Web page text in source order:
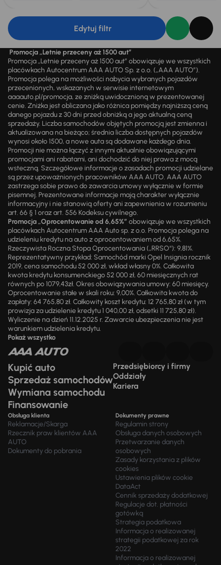
Edytuj filtr
Promocja „Letnie przeceny aż 1500 aut”
Promocja „Letnie przeceny aż 1500 aut” obowiązuje we wszystkich
placówkach Autocentrum AAA AUTO Sp. z o.o. („AAA AUTO”).
Promocja polega na możliwości nabycia wybranych pojazdów
przecenionych, wskazanych w serwisie internetowym
aaaauto.pl/promocja, ze zniżką uwidocznioną w prezentowanej
cenie. Zniżka jest obliczana jako różnica pomiędzy najniższą ceną
danego pojazdu z 30 dni przed obniżką a jego aktualną ceną
sprzedaży. Liczba samochodów objętych promocją jest zmienna i
aktualizowana na bieżąco; średnia liczba dostępnych pojazdów
wynosi około 1500, a nowe auta są dodawane każdego dnia.
Promocji nie można łączyć z innymi aktualnie obowiązującymi
promocjami ani rabatami, ani dochodzić do niej prawa z mocą
wsteczną. Szczegółowe informacje o zasadach promocji udzielane
są przez upoważnionych pracowników AAA AUTO. AAA AUTO
zastrzega sobie prawo do zawarcia umowy wyłącznie w formie
pisemnej. Prezentowane informacje mają charakter wyłącznie
informacyjny i nie stanowią oferty ani zapewnienia w rozumieniu
art. 66 § 1 oraz art. 556 Kodeksu cywilnego.
Promocja „Oprocentowanie od 6,65%” obowiązuje we wszystkich
placówkach Autocentrum AAA Auto sp. z o.o. Promocja polega na
udzieleniu kredytu na auto z oprocentowaniem od 6,65%.
Rzeczywista Roczna Stopa Oprocentowania („RRSO“): 9,81%.
Reprezentatywny przykład: Samochód marki Opel Insignia rocznik
2019, cena samochodu 52 000 zł, wkład własny 0%. Całkowita
kwota kredytu konsumenckiego 52 000 zł, 60 miesięcznych rat
równych po 1079,43zł. Okres obowiązywania umowy: 60 miesięcy.
Oprocentowanie stałe w skali roku: 9,00%. Całkowita kwota do
zapłaty: 64 765,80 zł. Całkowity koszt kredytu: 12 765,80 zł (w tym
prowizja za udzielenie kredytu 1 040,00 zł, odsetki 11 725,80 zł).
Wyliczenie na dzień 11.12.2025 r. Zawarcie ubezpieczenia nie jest
warunkiem udzielenia kredytu.
Pokaż wszystko
Kupić auto
Sprzedaż samochodów
Wymiana samochodu
Finansowanie
Przedsiębiorcy i firmy
Oddziały
Kariera
Obsługa klienta
Reklamacje/Skarga
Rzecznik praw klientów AAA
AUTO
Dokumenty do pobrania
Dokumenty prawne
Regulamin strony
Obsługa danych osobowych
Przetwarzanie danych
osobowych
Zasady korzystania z plików
cookies
Ustawienia plików cookie
DataAct
Cennik sprzedaży dodatkowej
Regulacje dot. płatności
gotówką
Strategia podatkowa
Informacja o realizowanej
strategii podatkowej za rok
2022
Informacja o realizowanej